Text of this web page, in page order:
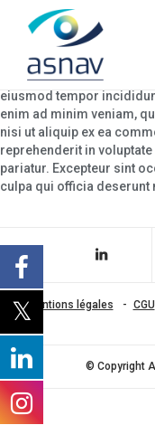
CMS
Lorem ipsum dolor sit
eiusmod tempor
enim ad minim veniam,
nisi ut aliquip ex ea
reprehenderit in
pariatur. Excepteur sint
culpa qui officia
Mentions légales CGU
linkedin
© Copyright